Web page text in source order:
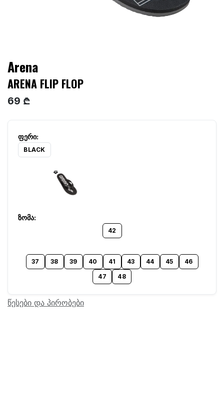
Arena
ARENA FLIP FLOP
69 ₾
BLACK
42
37 38 39 40 41 43 44 45
46
47
48
წესები და პირობები